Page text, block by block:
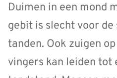
Duimen in een mond
gebit is slecht voor de
tanden. Ook zuigen
vingers kan leiden tot